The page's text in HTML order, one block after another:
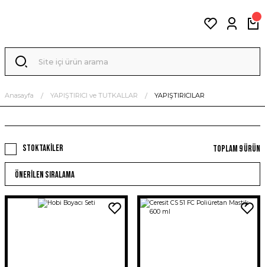
Anasayfa YAPIŞTIRICI ve TUTKALLAR YAPIŞTIRICILAR
Stoktakiler Toplam 9 ürün